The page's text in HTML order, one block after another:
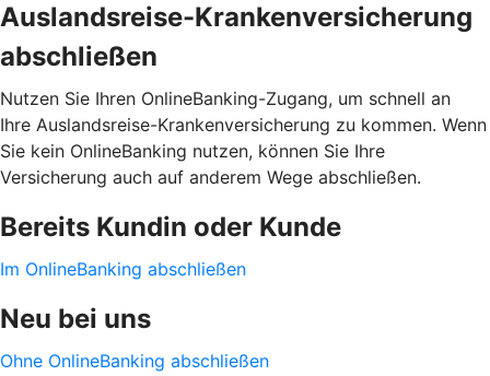
Auslandsreise-Krankenversicherung
abschließen
Nutzen Sie Ihren OnlineBanking-Zugang, um schnell an
Ihre Auslandsreise-Krankenversicherung zu kommen. Wenn
Sie kein OnlineBanking nutzen, können Sie Ihre
Versicherung auch auf anderem Wege abschließen.
Bereits Kundin oder Kunde
Im OnlineBanking abschließen
Neu bei uns
Ohne OnlineBanking abschließen